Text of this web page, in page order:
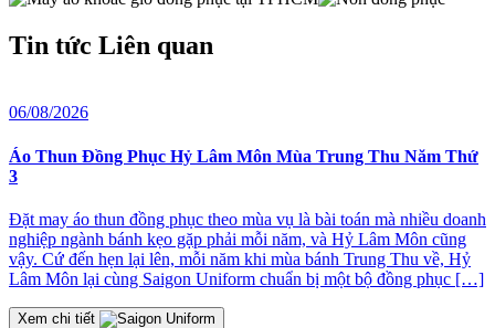
Tin tức Liên quan
06/08/2026
Áo Thun Đồng Phục Hỷ Lâm Môn Mùa Trung Thu Năm Thứ
3
Đặt may áo thun đồng phục theo mùa vụ là bài toán mà nhiều doanh
nghiệp ngành bánh kẹo gặp phải mỗi năm, và Hỷ Lâm Môn cũng
vậy. Cứ đến hẹn lại lên, mỗi năm khi mùa bánh Trung Thu về, Hỷ
Lâm Môn lại cùng Saigon Uniform chuẩn bị một bộ đồng phục […]
Xem chi tiết